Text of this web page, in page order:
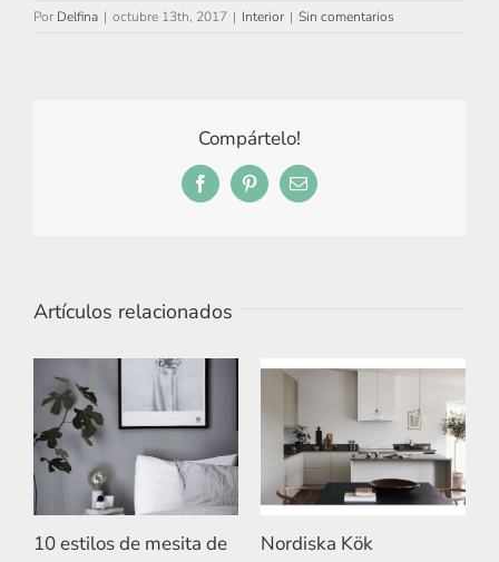
Por Delfina | octubre 13th, 2017 | Interior | Sin comentarios
Compártelo!
FacebookPinterestCorreo
electrónico
Artículos relacionados
10 estilos de mesita de
Nordiska Kök